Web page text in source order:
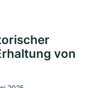
von